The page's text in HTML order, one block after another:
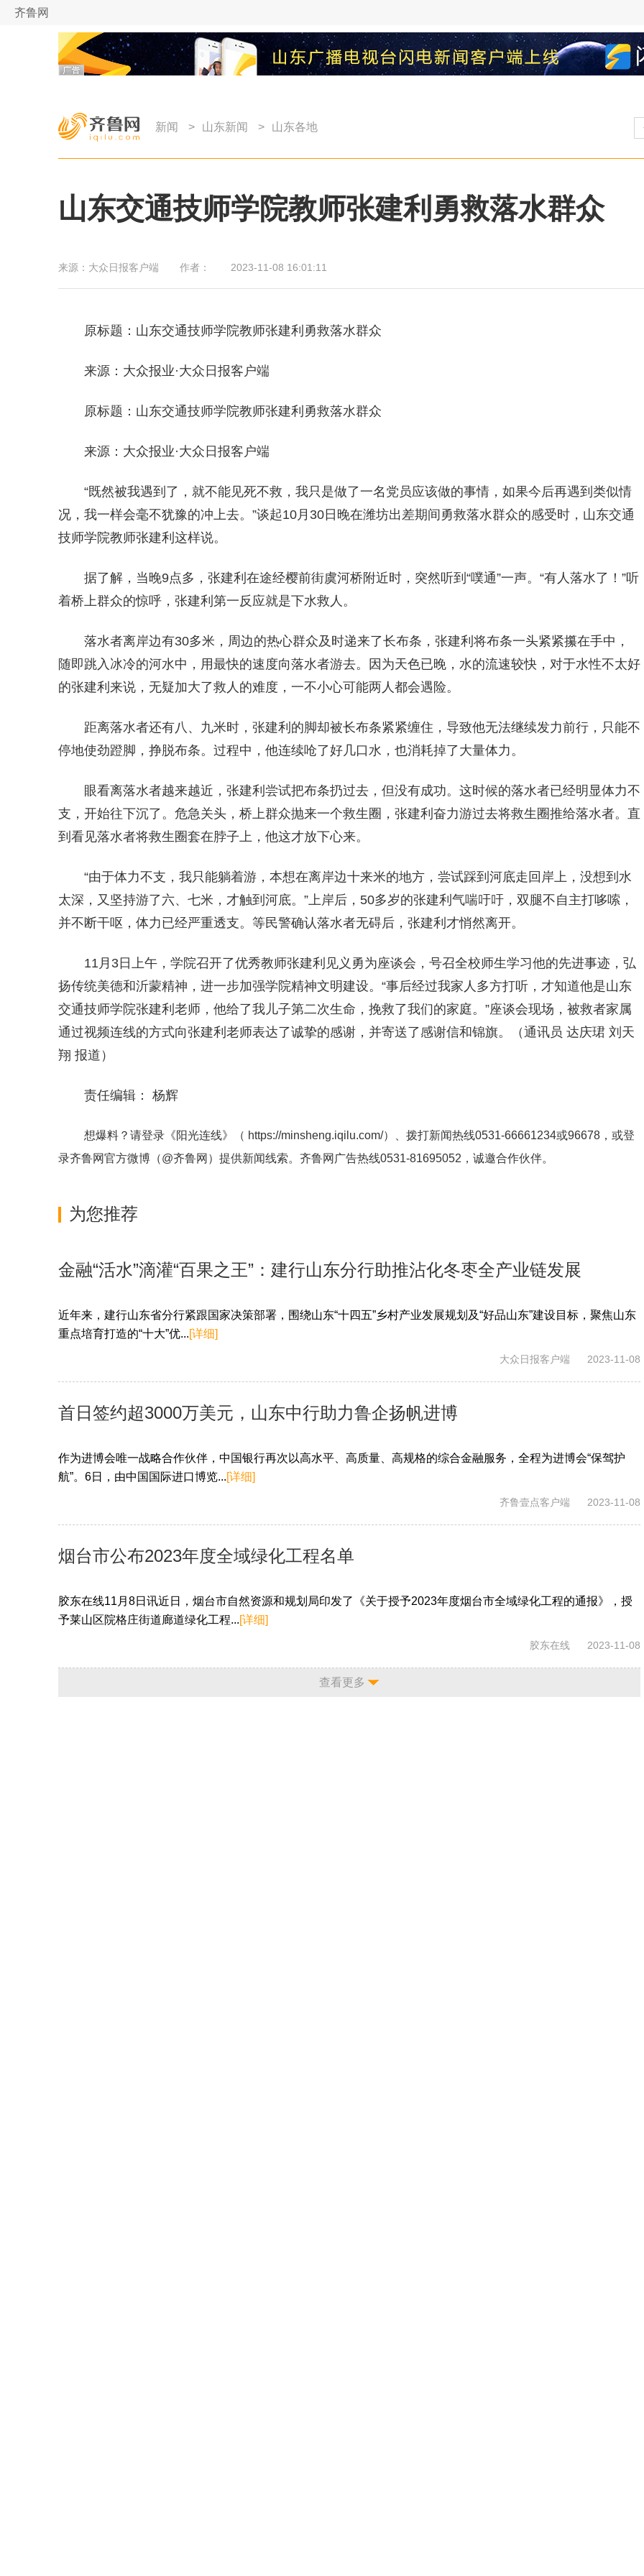
齐鲁网
新闻 > 山东新闻 > 山东各地
山东交通技师学院教师张建利勇救落水群众
来源： 大众日报客户端 作者： 2023-11-08 16:01:11
原标题：山东交通技师学院教师张建利勇救落水群众
来源：大众报业·大众日报客户端
原标题：山东交通技师学院教师张建利勇救落水群众
来源：大众报业·大众日报客户端
“既然被我遇到了，就不能见死不救，我只是做了一名党员应该做的事情，如果今后再遇到类似情
况，我一样会毫不犹豫的冲上去。”谈起10月30日晚在潍坊出差期间勇救落水群众的感受时，山东交通
技师学院教师张建利这样说。
据了解，当晚9点多，张建利在途经樱前街虞河桥附近时，突然听到“噗通”一声。“有人落水了！”听
着桥上群众的惊呼，张建利第一反应就是下水救人。
落水者离岸边有30多米，周边的热心群众及时递来了长布条，张建利将布条一头紧紧攥在手中，
随即跳入冰冷的河水中，用最快的速度向落水者游去。因为天色已晚，水的流速较快，对于水性不太好
的张建利来说，无疑加大了救人的难度，一不小心可能两人都会遇险。
距离落水者还有八、九米时，张建利的脚却被长布条紧紧缠住，导致他无法继续发力前行，只能不
停地使劲蹬脚，挣脱布条。过程中，他连续呛了好几口水，也消耗掉了大量体力。
眼看离落水者越来越近，张建利尝试把布条扔过去，但没有成功。这时候的落水者已经明显体力不
支，开始往下沉了。危急关头，桥上群众抛来一个救生圈，张建利奋力游过去将救生圈推给落水者。直
到看见落水者将救生圈套在脖子上，他这才放下心来。
“由于体力不支，我只能躺着游，本想在离岸边十来米的地方，尝试踩到河底走回岸上，没想到水
太深，又坚持游了六、七米，才触到河底。”上岸后，50多岁的张建利气喘吁吁，双腿不自主打哆嗦，
并不断干呕，体力已经严重透支。等民警确认落水者无碍后，张建利才悄然离开。
11月3日上午，学院召开了优秀教师张建利见义勇为座谈会，号召全校师生学习他的先进事迹，弘
扬传统美德和沂蒙精神，进一步加强学院精神文明建设。“事后经过我家人多方打听，才知道他是山东
交通技师学院张建利老师，他给了我儿子第二次生命，挽救了我们的家庭。”座谈会现场，被救者家属
通过视频连线的方式向张建利老师表达了诚挚的感谢，并寄送了感谢信和锦旗。（通讯员 达庆珺 刘天
翔 报道）
责任编辑： 杨辉
想爆料？请登录《阳光连线》（ https://minsheng.iqilu.com/）、拨打新闻热线0531-66661234或96678，或登
录齐鲁网官方微博（@齐鲁网 ）提供新闻线索。齐鲁网广告热线0531-81695052 ，诚邀合作伙伴。
为您推荐
金融“活水”滴灌“百果之王”：建行山东分行助推沾化冬枣全产业链发展
近年来，建行山东省分行紧跟国家决策部署，围绕山东“十四五”乡村产业发展规划及“好品山东”建设目标，聚焦山东
重点培育打造的“十大”优...[详细]
大众日报客户端 2023-11-08
首日签约超3000万美元，山东中行助力鲁企扬帆进博
作为进博会唯一战略合作伙伴，中国银行再次以高水平、高质量、高规格的综合金融服务，全程为进博会“保驾护
航”。6日，由中国国际进口博览...[详细]
齐鲁壹点客户端 2023-11-08
烟台市公布2023年度全域绿化工程名单
胶东在线11月8日讯近日，烟台市自然资源和规划局印发了《关于授予2023年度烟台市全域绿化工程的通报》，授
予莱山区院格庄街道廊道绿化工程...[详细]
胶东在线 2023-11-08
查看更多